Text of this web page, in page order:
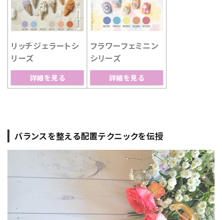
リッチジェラートシ
リーズ
フラワーフェミニン
シリーズ
詳細を見る 詳細を見る
バランスを整える配置テクニックを伝授